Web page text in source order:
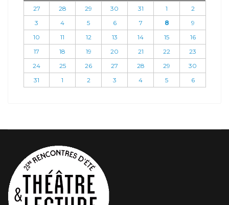
27
28 29 30 31 1
2
3
4 5 6 7 8
9
10
11 12 13 14 15
16
17
18 19 20 21 22
23
24
25 26 27 28 29
30
31
1 2 3 4 5 6